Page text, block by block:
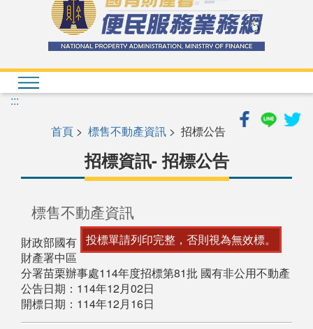
:::
首頁 > 標售不動產資訊 > 招標公告
招標資訊- 招標公告
標售不動產資訊
投標單請列印完整，否則視為無效標。
財政部國有
財產署中區
分署苗栗辦事處114年度招標第81批 國有非公用不動產
公告日期：114年12月02日
開標日期：114年12月16日